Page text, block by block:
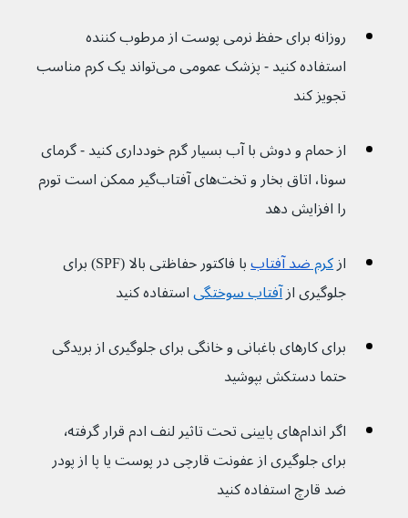
روزانه برای حفظ نرمی پوست از مرطوب کننده
استفاده کنید - پزشک عمومی می‌تواند یک کرم مناسب
تجویز کند
از حمام و دوش با آب بسیار گرم خودداری کنید - گرمای
سونا، اتاق بخار و تخت‌های آفتاب‌گیر ممکن است تورم
را افزایش دهد
از کرم ضد آفتاب
با فاکتور حفاظتی بالا (SPF) برای
جلوگیری از آفتاب سوختگیاستفاده کنید
برای کارهای باغبانی و خانگی برای جلوگیری از بریدگی
حتما دستکش بپوشید
برای جلوگیری از عفونت قارچی در پوست یا پا از پودر
ضد قارچ استفاده کنید